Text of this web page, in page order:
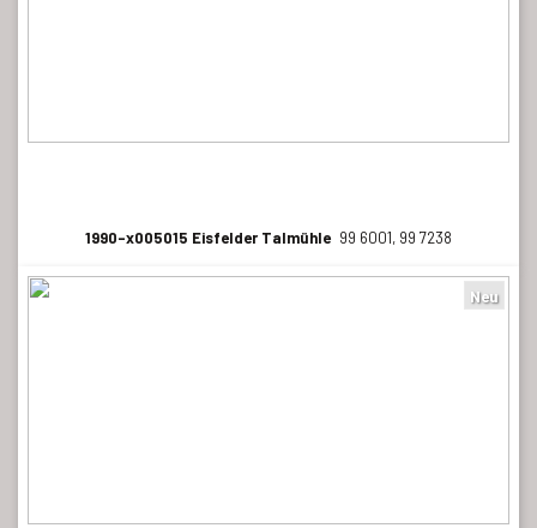
1990-x005015 Eisfelder Talmühle 99 6001, 99 7238
Neu